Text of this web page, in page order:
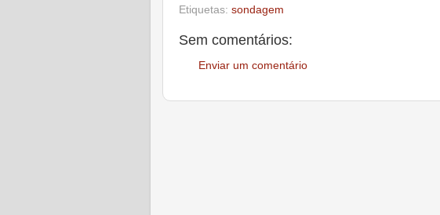
Etiquetas: sondagem
Sem comentários:
Enviar um comentário